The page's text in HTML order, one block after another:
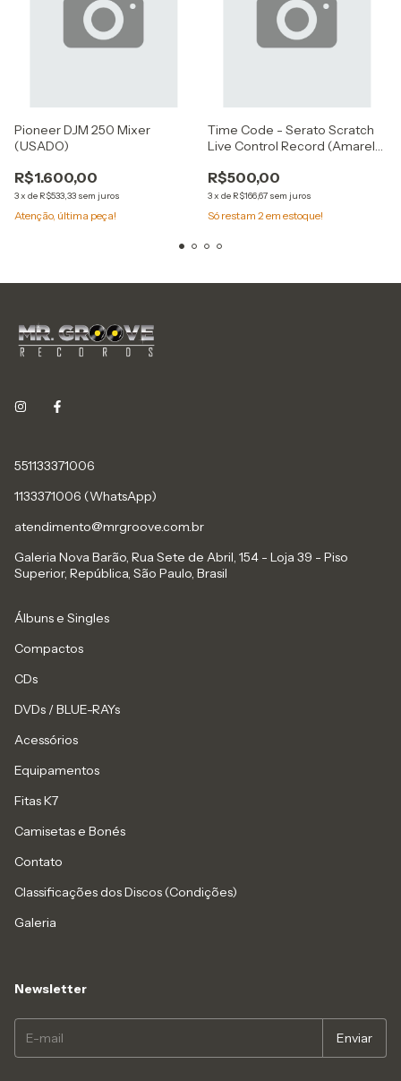
Pioneer DJM 250 Mixer
(USADO)
R$1.600,00
3x de R$533,33 sem juros
Atenção, última peça!
Time Code - Serato Scratch
Live Control Record (Amarelo,
R$500,00
3x de R$166,67 sem juros
Só restam 2em estoque!
551133371006
1133371006 (WhatsApp)
atendimento@mrgroove.com.br
Galeria Nova Barão, Rua Sete de Abril, 154 - Loja 39 - Piso
Superior, República, São Paulo, Brasil
Álbuns e Singles
Compactos
CDs
DVDs / BLUE-RAYs
Acessórios
Equipamentos
Fitas K7
Camisetas e Bonés
Contato
Classificações dos Discos (Condições)
Galeria
Newsletter